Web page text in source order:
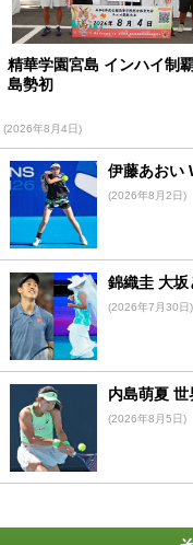
精華学園宮島 インハイ制
島勢初
(2026年8月4日)
伊藤あおい
(2026年8月2日)
錦織圭 大坂
(2026年7月30日)
内島萌夏
(2026年8月5日)